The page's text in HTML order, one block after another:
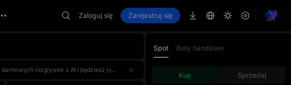
Zaloguj się Zarejestruj się
10.000 USDT. Każda transakcja futures liczy się też do konkursu o wolumen obrotu, w którym zdobywca 1. miejsca w każdej rundzie wygrywa 100.000 USDT. Dołącz raz i zgarnij podwójne nagrody!Zarejestruj się już teraz, rzuć wyzwanie AI Master i zgarnij część puli nagród wartej 4.000.000 USDT! 🌟
Spot Boty handlowe
Kup Sprzedaj